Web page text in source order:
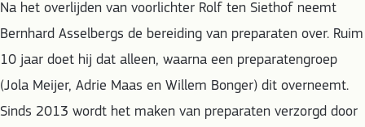
Na het overlijden van voorlichter Rolf ten Siethof neemt
Bernhard Asselbergs de bereiding van preparaten over. Ruim
10 jaar doet hij dat alleen, waarna een preparatengroep
(Jola Meijer, Adrie Maas en Willem Bonger) dit overneemt.
Sinds 2013 wordt het maken van preparaten verzorgd door